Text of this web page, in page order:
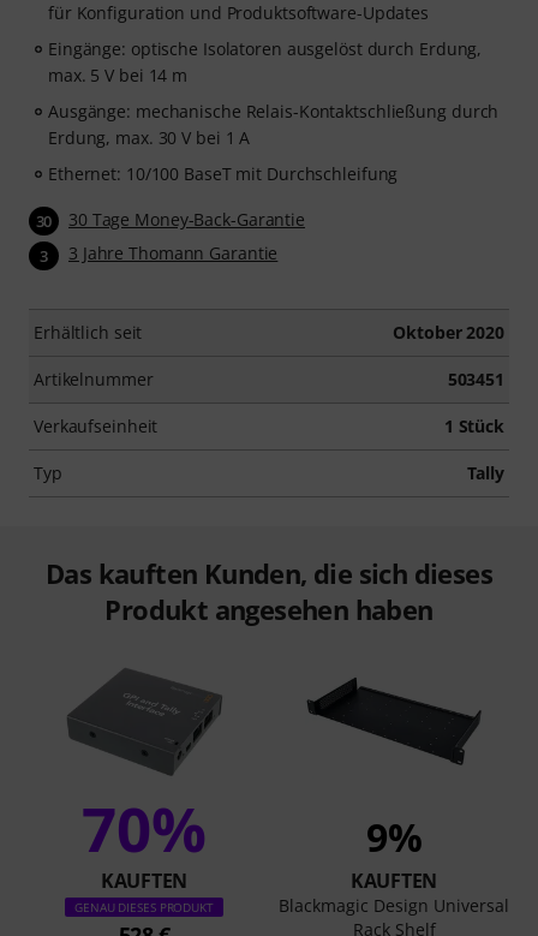
für Konfiguration und Produktsoftware-Updates
Eingänge: optische Isolatoren ausgelöst durch Erdung,
max. 5 V bei 14 m
Ausgänge: mechanische Relais-Kontaktschließung durch
Erdung, max. 30 V bei 1 A
Ethernet: 10/100 BaseT mit Durchschleifung
30 30 Tage Money-Back-Garantie
3 3 Jahre Thomann Garantie
Erhältlich seit Oktober 2020
Artikelnummer 503451
Verkaufseinheit 1 Stück
Typ Tally
Das kauften Kunden, die sich dieses
Produkt angesehen haben
70%
KAUFTEN
GENAU DIESES PRODUKT
9%
KAUFTEN
Blackmagic Design Universal
Rack Shelf